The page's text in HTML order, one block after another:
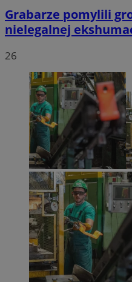
Grabarze pomylili
nielegalnej
26